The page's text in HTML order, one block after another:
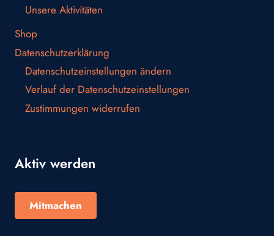
Unsere Aktivitäten
Shop
Datenschutzerklärung
Datenschutzeinstellungen ändern
Verlauf der Datenschutzeinstellungen
Zustimmungen widerrufen
Aktiv werden
Mitmachen